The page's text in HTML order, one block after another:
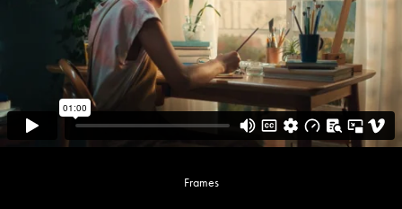
Frames